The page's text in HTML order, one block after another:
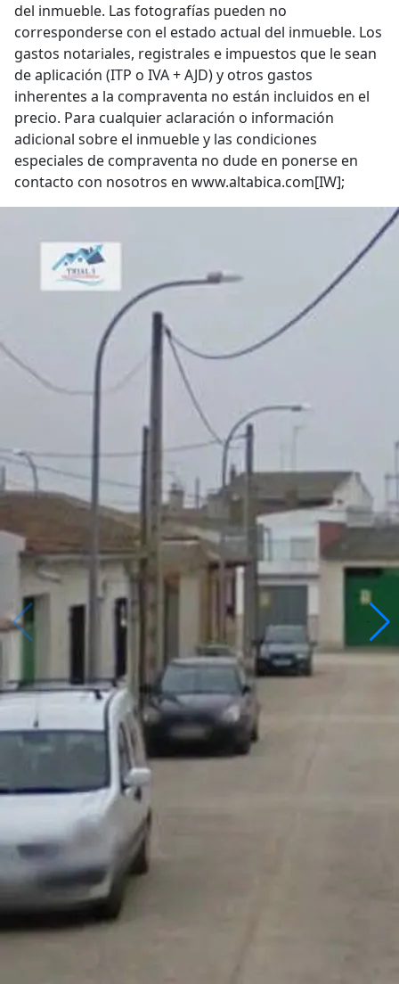
del inmueble. Las fotografías pueden no
corresponderse con el estado actual del inmueble. Los
gastos notariales, registrales e impuestos que le sean
de aplicación (ITP o IVA + AJD) y otros gastos
inherentes a la compraventa no están incluidos en el
precio. Para cualquier aclaración o información
adicional sobre el inmueble y las condiciones
especiales de compraventa no dude en ponerse en
contacto con nosotros en www.altabica.com[IW];